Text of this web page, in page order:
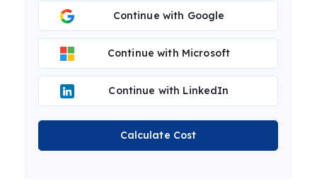
Continue with Google
Continue with Microsoft
Continue with LinkedIn
Calculate Cost